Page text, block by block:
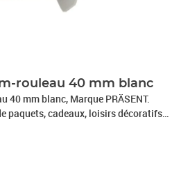
rouleau 40 mm blanc
40 mm blanc, Marque PRÄSENT.
paquets, cadeaux, loisirs décoratifs
sont fabriqués en Allemagne
anniversaire, un baptême, une
ou même pour Pâques – ce